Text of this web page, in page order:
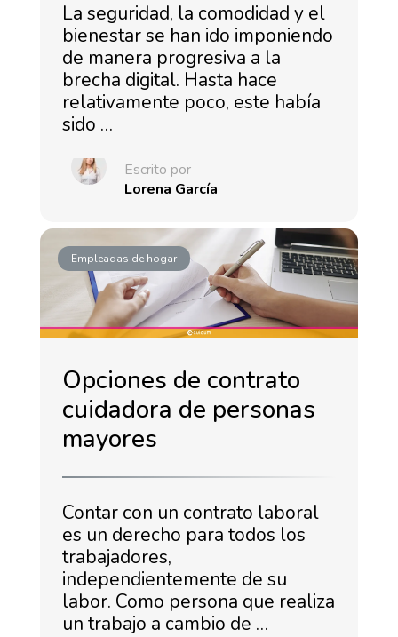
La seguridad, la comodidad y el
bienestar se han ido imponiendo
de manera progresiva a la
brecha digital. Hasta hace
relativamente poco, este había
sido …
Escrito por
Lorena García
Empleadas de hogar
Opciones de contrato
cuidadora de personas
mayores
Contar con un contrato laboral
es un derecho para todos los
trabajadores,
independientemente de su
labor. Como persona que realiza
un trabajo a cambio de …